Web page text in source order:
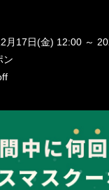
17日(金) 12:00 ～
ン